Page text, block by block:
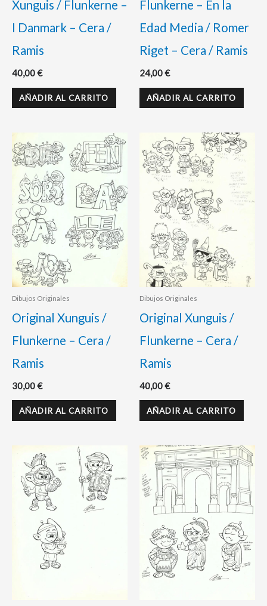
Xunguis / Flunkerne –
I Danmark – Cera /
Ramis
40,00€
AÑADIR AL CARRITO
Flunkerne – En la
Edad Media / Romer
Riget – Cera / Ramis
24,00€
AÑADIR AL CARRITO
Dibujos Originales
Original Xunguis /
Flunkerne – Cera /
Ramis
30,00€
AÑADIR AL CARRITO
Dibujos Originales
Original Xunguis /
Flunkerne – Cera /
Ramis
40,00€
AÑADIR AL CARRITO